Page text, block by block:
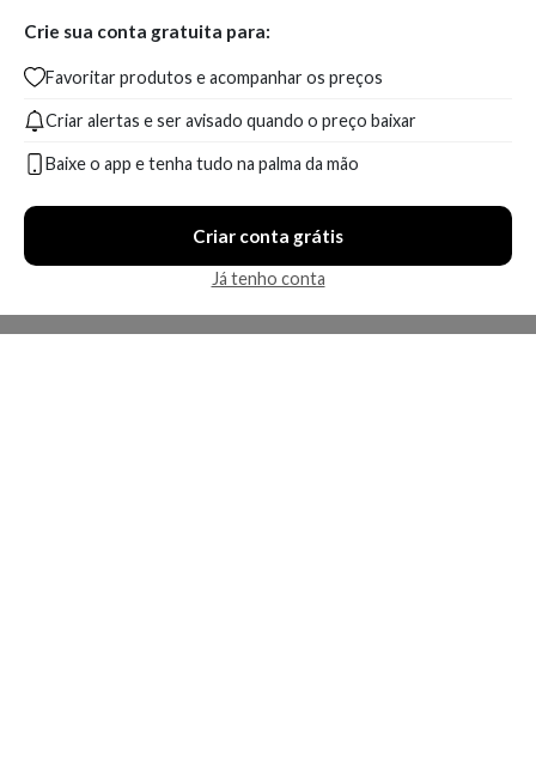
Crie sua conta gratuita para:
Favoritar produtos e acompanhar os preços
Criar alertas e ser avisado quando o preço baixar
Baixe o app e tenha tudo na palma da mão
Criar conta grátis
Já tenho conta